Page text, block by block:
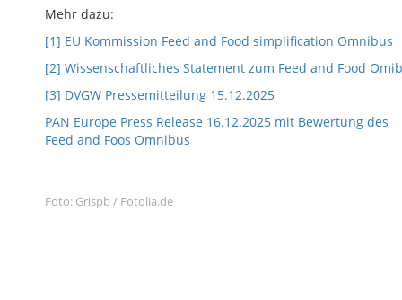
Mehr dazu:
[1] EU Kommission Feed and Food simplification Omnibus
[2] Wissenschaftliches Statement zum Feed and Food
[3] DVGW Pressemitteilung 15.12.2025
PAN Europe Press Release 16.12.2025 mit Bewertung des
Feed and Foos Omnibus
Foto: Grispb / Fotolia.de